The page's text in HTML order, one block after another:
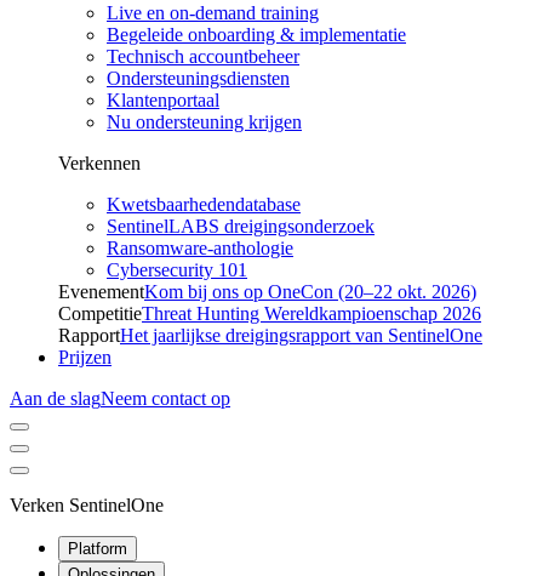
Live en on-demand training
Begeleide onboarding & implementatie
Technisch accountbeheer
Ondersteuningsdiensten
Klantenportaal
Nu ondersteuning krijgen
Verkennen
Kwetsbaarhedendatabase
SentinelLABS dreigingsonderzoek
Ransomware-anthologie
Cybersecurity 101
EvenementKom bij ons op OneCon (20–22 okt. 2026)
CompetitieThreat Hunting Wereldkampioenschap 2026
RapportHet jaarlijkse dreigingsrapport van SentinelOne
Prijzen
Aan de slagNeem contact op
Verken SentinelOne
Platform